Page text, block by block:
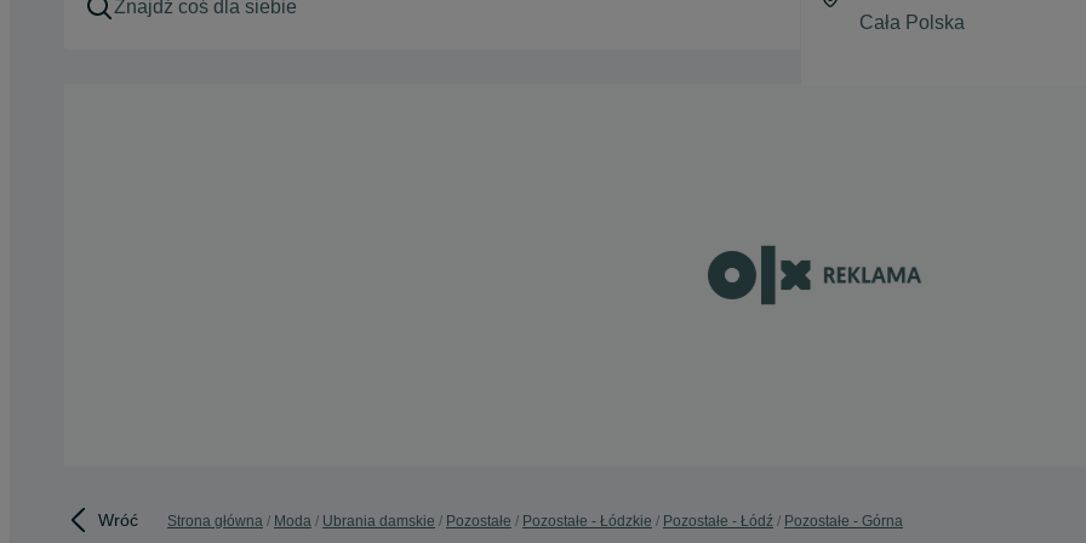
Wróć Strona główna Moda Ubrania damskie Pozostałe Pozostałe - Łódzkie Pozostałe - Łódź Pozostałe - Górna